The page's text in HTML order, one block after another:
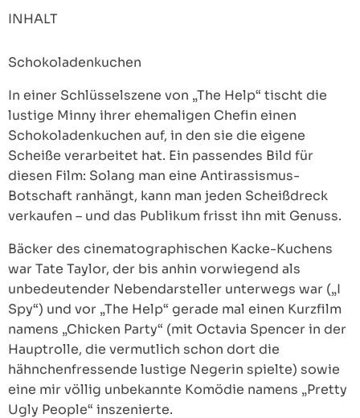
INHALT
Schokoladenkuchen
In einer Schlüsselszene von „The Help“ tischt die
lustige Minny ihrer ehemaligen Chefin einen
Schokoladenkuchen auf, in den sie die eigene
Scheiße verarbeitet hat. Ein passendes Bild für
diesen Film: Solang man eine Antirassismus-
Botschaft ranhängt, kann man jeden Scheißdreck
verkaufen – und das Publikum frisst ihn mit Genuss.
Bäcker des cinematographischen Kacke-Kuchens
war Tate Taylor, der bis anhin vorwiegend als
unbedeutender Nebendarsteller unterwegs war („I
Spy“) und vor „The Help“ gerade mal einen Kurzfilm
namens „Chicken Party“ (mit Octavia Spencer in der
Hauptrolle, die vermutlich schon dort die
hähnchenfressende lustige Negerin spielte) sowie
eine mir völlig unbekannte Komödie namens „Pretty
Ugly People“ inszenierte.